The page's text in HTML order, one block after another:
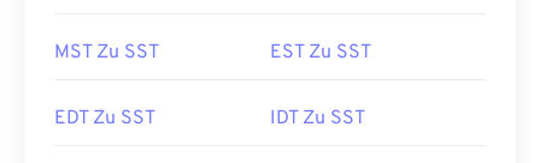
MST Zu SST EST Zu SST
EDT Zu SST IDT Zu SST